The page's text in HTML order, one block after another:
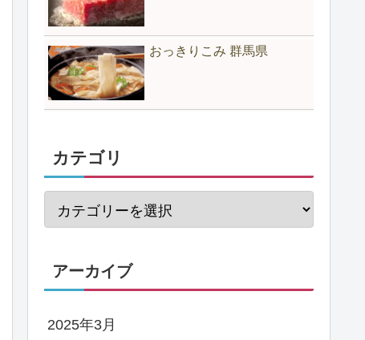
おっきりこみ 群馬県
カテゴリ
アーカイブ
2025年3月